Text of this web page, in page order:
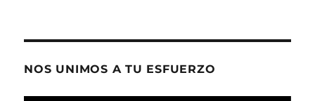
NOS UNIMOS A TU ESFUERZO